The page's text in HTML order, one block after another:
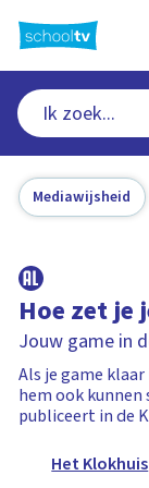
naar
hoofdinhoud
Mediawijsheid
Hoe zet je
Jouw game in
Als je game
hem ook kunnen
publiceert in de
Het Klokhuis